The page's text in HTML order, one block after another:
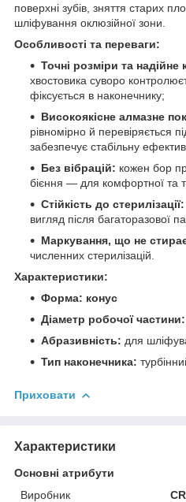
поверхні зубів, зняття старих
шліфування оклюзійної зони.
Особливості та переваги:
Точні розміри та надійне
хвостовика суворо
фіксується в наконечнику;
Високоякісне алмазне
рівномірно й перевіряється
забезпечує стабільну
Без вібрацій: кожен бор
бієння — для комфортної та
Стійкість до стерилізації:
вигляд після багаторазової
Маркування, що не
численних стерилізацій.
Характеристики:
Форма: конус
Діаметр робочої частини:
Абразивність: для
Тип наконечника:
Приховати
Характеристики
Основні атрибути
Виробник